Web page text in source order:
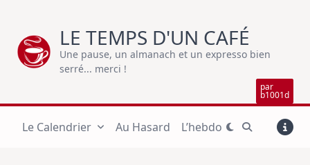
content
LE TEMPS D'UN CAFÉ
Une pause, un almanach et un expresso bien
serré... merci !
par
b1001d
Le Calendrier Au Hasard L’hebdo